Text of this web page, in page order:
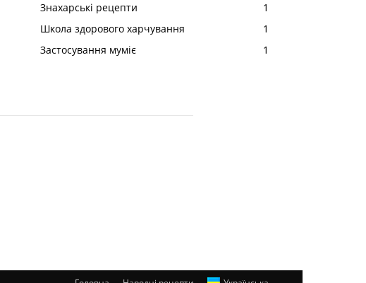
Знахарські рецепти
1
Школа здорового харчування
1
Застосування муміє
1